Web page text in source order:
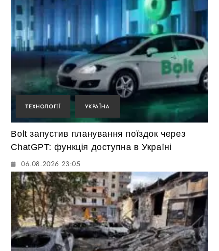
ТЕХНОЛОГІЇ УКРАЇНА
Bolt запустив планування поїздок через
ChatGPT: функція доступна в Україні
06.08.2026 23:05